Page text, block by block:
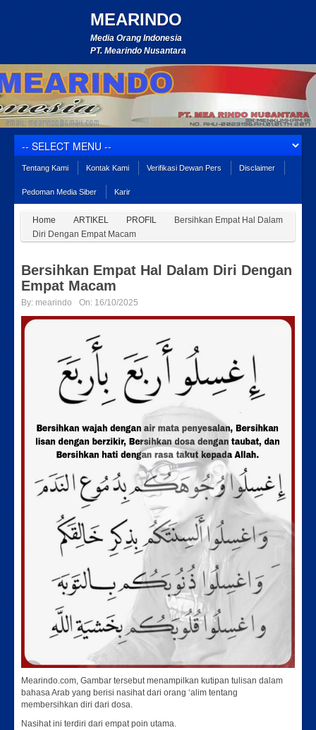
MEARINDO
Media Orang Indonesia
PT. Mearindo Nusantara
Tentang Kami Kontak Kami Verifikasi Dewan Pers Disclaimer
Pedoman Media Siber Karir
Home ARTIKEL PROFIL
Bersihkan Empat Hal Dalam
Diri Dengan Empat Macam
Bersihkan Empat Hal Dalam Diri Dengan
Empat Macam
By: mearindo On: 16/10/2025
Mearindo.com, Gambar tersebut menampilkan kutipan tulisan dalam
bahasa Arab yang berisi nasihat dari orang ‘alim tentang
membersihkan diri dari dosa.
Nasihat ini terdiri dari empat poin utama.